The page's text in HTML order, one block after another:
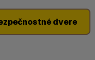
dvere